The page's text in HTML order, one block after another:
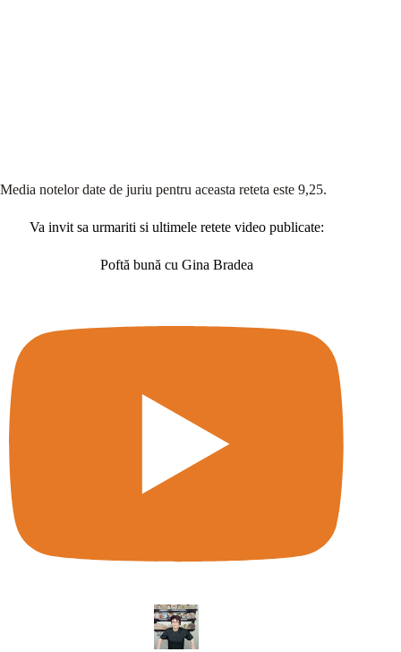
Media notelor date de juriu pentru aceasta reteta este 9,25.
Va invit sa urmariti si ultimele retete video publicate:
Poftă bună cu Gina Bradea